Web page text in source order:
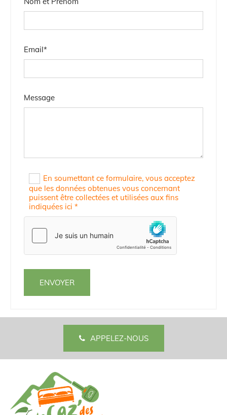
Email*
Message
En soumettant ce formulaire, vous acceptez
que les données obtenues vous concernant
puissent être collectées et utilisées aux fins
indiquées ici *
APPELEZ-NOUS